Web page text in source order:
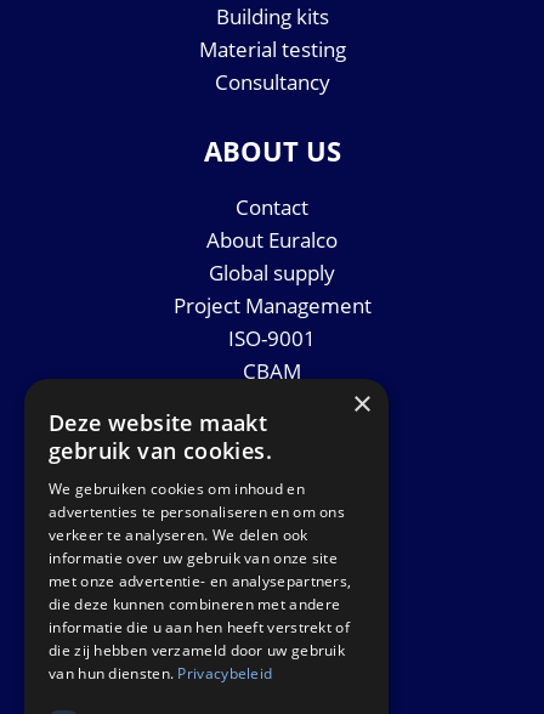
Building kits
Material testing
Consultancy
ABOUT US
Contact
About Euralco
Global supply
Project Management
ISO-9001
CBAM
News
GET IN TOUCH
Euralco Europe B.V.
Zinkstraat 24 - E9451
4823 AD Breda
The Netherlands
×
Deze website maakt
gebruik van cookies.
We gebruiken cookies om inhoud en
advertenties te personaliseren en om ons
verkeer te analyseren. We delen ook
informatie over uw gebruik van onze site
met onze advertentie- en analysepartners,
die deze kunnen combineren met andere
informatie die u aan hen heeft verstrekt of
die zij hebben verzameld door uw gebruik
van hun diensten. Privacybeleid